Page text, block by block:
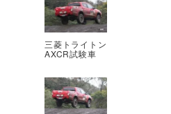
三菱トライトン
AXCR試験車